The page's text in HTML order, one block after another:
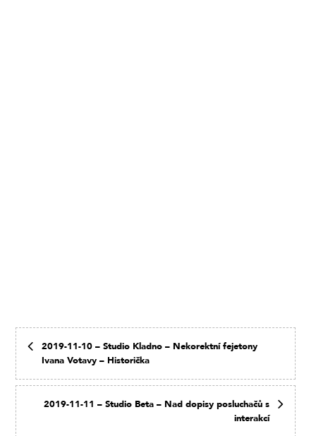
2019-11-10 – Studio Kladno – Nekorektní fejetony
Ivana Votavy – Historička
2019-11-11 – Studio Beta – Nad dopisy posluchačů s
interakcí